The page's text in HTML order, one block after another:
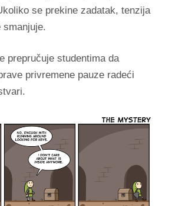
se prekine zadatak, tenzija
prepručuje studentima da
privremene pauze radeći